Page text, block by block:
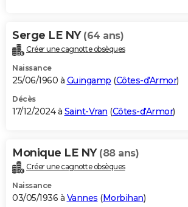
Serge LE NY (64 ans)
Créer une cagnotte obsèques
Naissance
25/06/1960 à Guingamp (Côtes-d'Armor)
Décès
17/12/2024 à Saint-Vran (Côtes-d'Armor)
Monique LE NY (88 ans)
Créer une cagnotte obsèques
Naissance
03/05/1936 à Vannes (Morbihan)